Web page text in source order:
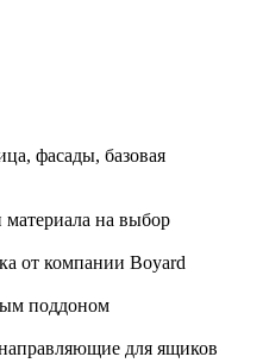
фасады, базовая
на выбор
от компании Boyard
поддоном
для ящиков